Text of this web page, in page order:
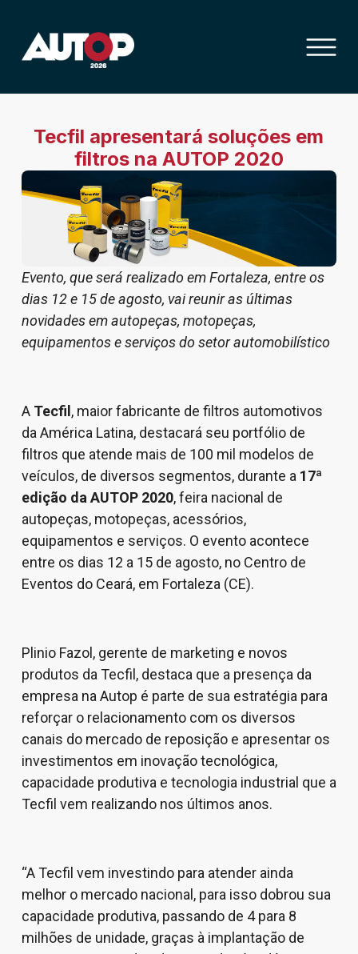
Tecfil apresentará soluções em
filtros na AUTOP 2020
Evento, que será realizado em Fortaleza, entre os
dias 12 e 15 de agosto, vai reunir as últimas
novidades em autopeças, motopeças,
equipamentos e serviços do setor automobilístico
ATecfil, maior fabricante de filtros automotivos
da América Latina, destacará seu portfólio de
filtros que atende mais de 100 mil modelos de
veículos, de diversos segmentos, durante a 17ª
edição da AUTOP 2020, feira nacional de
autopeças, motopeças, acessórios,
equipamentos e serviços. O evento acontece
entre os dias 12 a 15 de agosto, no Centro de
Eventos do Ceará, em Fortaleza (CE).
Plinio Fazol, gerente de marketing e novos
produtos da Tecfil, destaca que a presença da
empresa na Autop é parte de sua estratégia para
reforçar o relacionamento com os diversos
canais do mercado de reposição e apresentar os
investimentos em inovação tecnológica,
capacidade produtiva e tecnologia industrial que a
Tecfil vem realizando nos últimos anos.
“A Tecfil vem investindo para atender ainda
melhor o mercado nacional, para isso dobrou sua
capacidade produtiva, passando de 4 para 8
milhões de unidade, graças à implantação de